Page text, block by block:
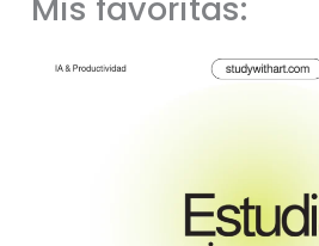
Mis favoritas: